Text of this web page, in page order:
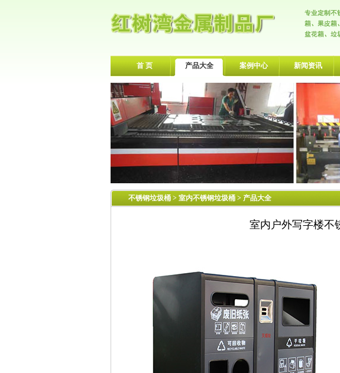
首 页 产品大全 案例中心 新闻资讯
不锈钢垃圾桶 > 室内不锈钢垃圾桶 > 产品大全
室内户外写字楼不